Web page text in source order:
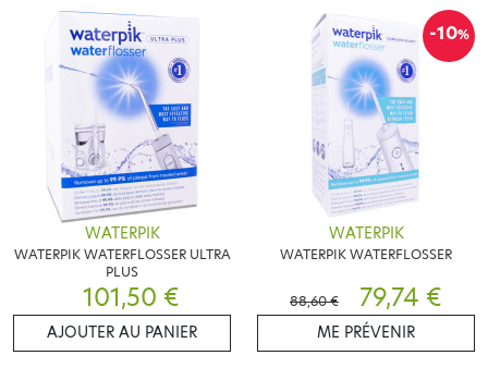
WATERPIK
WATERPIK WATERFLOSSER ULTRA
PLUS
101,50 €
AJOUTER AU PANIER
-10%
WATERPIK
WATERPIK WATERFLOSSER
88,60 € 79,74 €
ME PRÉVENIR